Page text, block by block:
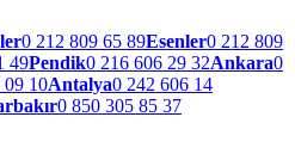
0 212 809 65 89Esenler0 212 809
49Pendik0 216 606 29 32Ankara0
09 10Antalya0 242 606 14
0 850 305 85 37